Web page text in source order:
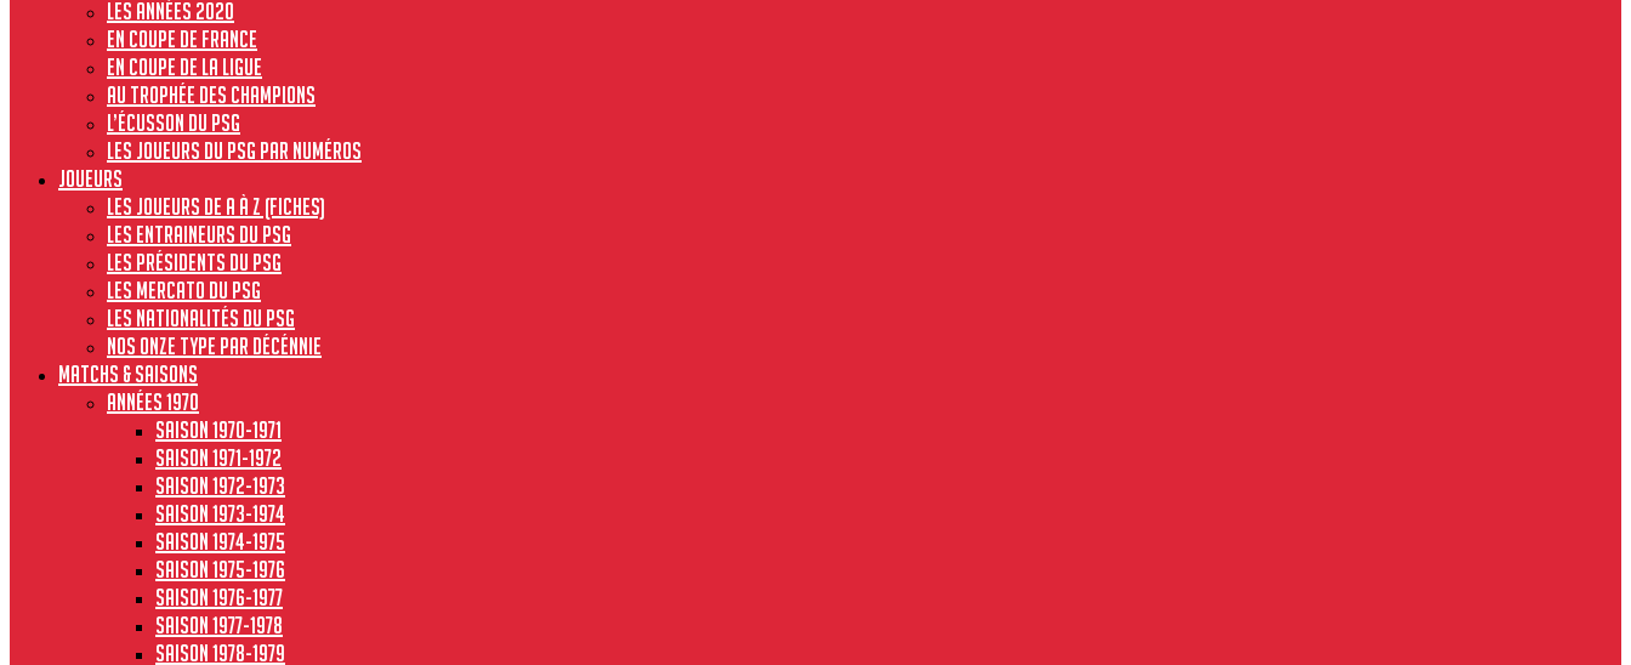
Les années 2020
En Coupe de France
En Coupe de la Ligue
Au Trophée des Champions
L’écusson du PSG
Les joueurs du PSG par numéros
JOUEURS
Les joueurs de A à Z (fiches)
Les entraineurs du PSG
Les présidents du PSG
Les Mercato du PSG
Les nationalités du PSG
Nos onze type par décénnie
MATCHS & SAISONS
Années 1970
Saison 1970-1971
Saison 1971-1972
Saison 1972-1973
Saison 1973-1974
Saison 1974-1975
Saison 1975-1976
Saison 1976-1977
Saison 1977-1978
Saison 1978-1979